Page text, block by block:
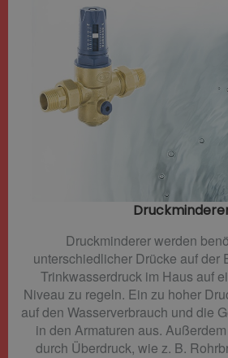
Druckminderer werden
unterschiedlicher Drücke auf der
Trinkwasserdruck im Haus auf
Niveau zu regeln. Ein zu hoher
auf den Wasserverbrauch und die
in den Armaturen aus.
durch Überdruck, wie z. B.